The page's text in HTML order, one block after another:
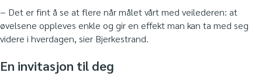
− Det er fint å se at flere når målet vårt med veilederen: at
øvelsene oppleves enkle og gir en effekt man kan ta med seg
videre i hverdagen, sier Bjerkestrand.
En invitasjon til deg